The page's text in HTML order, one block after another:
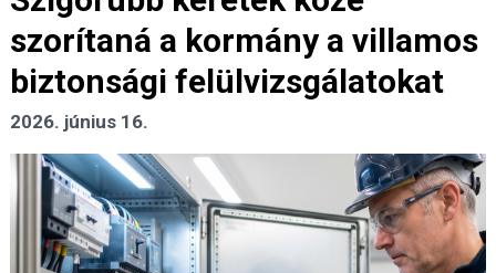
szorítaná a kormány a villamos
biztonsági felülvizsgálatokat
2026. június 16.